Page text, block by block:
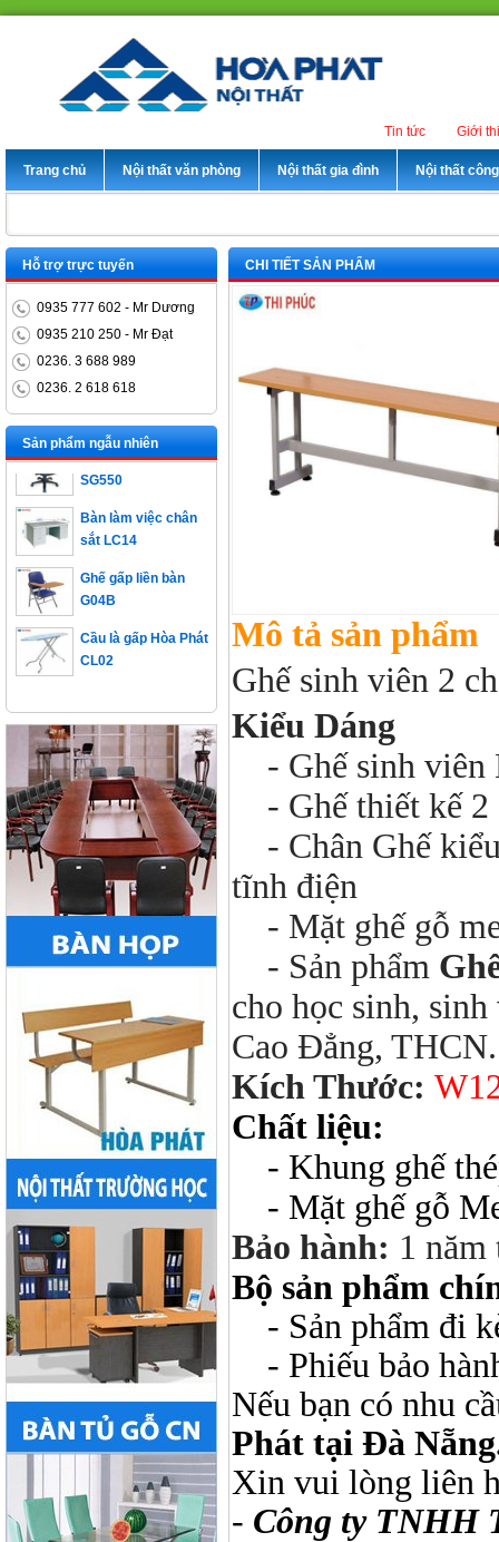
Giới
Tin tức
Trang chủ Nội thất văn phòng Nội thất gia đình Nội thất
CHI TIẾT SẢN PHẨM
Mô tả sản phẩm
Ghế sinh viên 2
Kiểu Dáng
- Ghế sinh viên
- Ghế thiết kế 2
- Chân Ghế
tĩnh điện
- Mặt ghế gỗ
- Sản phẩm
cho học sinh,
Cao Đẳng, THCN.
Kích Thước:
Chất liệu:
- Khung ghế
- Mặt ghế gỗ
Bảo hành: 1 năm
Bộ sản phẩm
- Sản phẩm đi
- Phiếu bảo
Nếu bạn có nhu
Phát tại Đà
Xin vui lòng liên
- Công ty TNHH
Hỗ trợ trực tuyến
0935 777 602 - Mr Dương
0935 210 250 - Mr Đạt
0236. 3 688 989
0236. 2 618 618
Sản phẩm ngẫu nhiên
Ghế xoay nhân viên
SG550
sắt LC14
G04B
CL02